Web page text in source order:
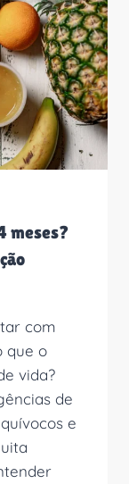
meses?
com
que o
vida?
de
e